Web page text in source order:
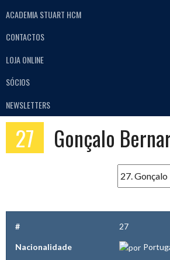
ACADEMIA STUART HCM
CONTACTOS
LOJA ONLINE
SÓCIOS
NEWSLETTERS
27 Gonçalo
# 27
Nacionalidade